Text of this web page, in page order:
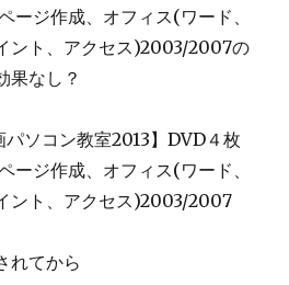
ージ作成、オフィス(ワード、
ント、アクセス)2003/2007の
果なし？
ソコン教室2013】DVD４枚
ージ作成、オフィス(ワード、
ント、アクセス)2003/2007
れてから